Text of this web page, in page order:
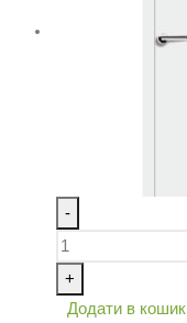
-
+
Додати в кошик